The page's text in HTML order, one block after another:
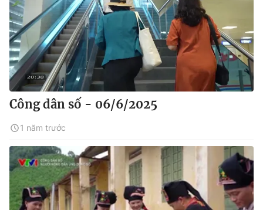
Công dân số - 06/6/2025
1 năm trước